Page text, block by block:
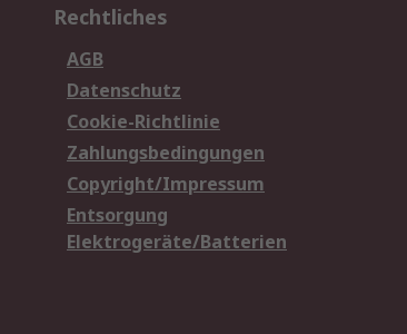
Rechtliches
AGB
Datenschutz
Cookie-Richtlinie
Zahlungsbedingungen
Copyright/Impressum
Entsorgung
Elektrogeräte/Batterien